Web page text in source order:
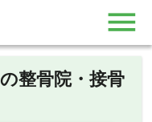
整骨院・接骨